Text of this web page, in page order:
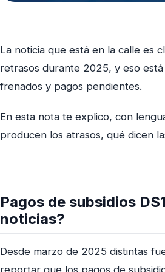
La noticia que está en la calle es
retrasos durante 2025, y eso
frenados y pagos pendientes.
En esta nota te explico, con
producen los atrasos, qué dicen
Pagos de subsidios
noticias?
Desde marzo de 2025 distintas
reportar que los pagos de